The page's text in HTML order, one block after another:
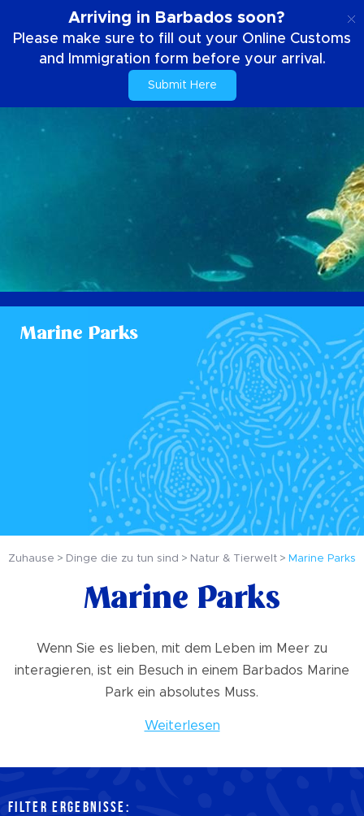
Arriving in Barbados soon?
Please make sure to fill out your Online Customs
and Immigration form before your arrival.
Submit Here
Marine Parks
Zuhause Dinge die zu tun sind Natur & Tierwelt Marine Parks
Marine Parks
Wenn Sie es lieben, mit dem Leben im Meer zu
interagieren, ist ein Besuch in einem Barbados Marine
Park ein absolutes Muss.
Weiterlesen
FILTER ERGEBNISSE: